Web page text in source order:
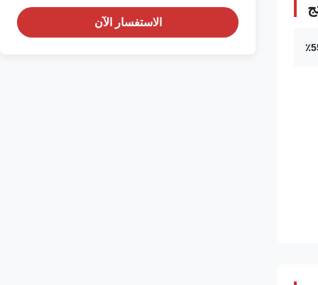
الاستفسار الآن